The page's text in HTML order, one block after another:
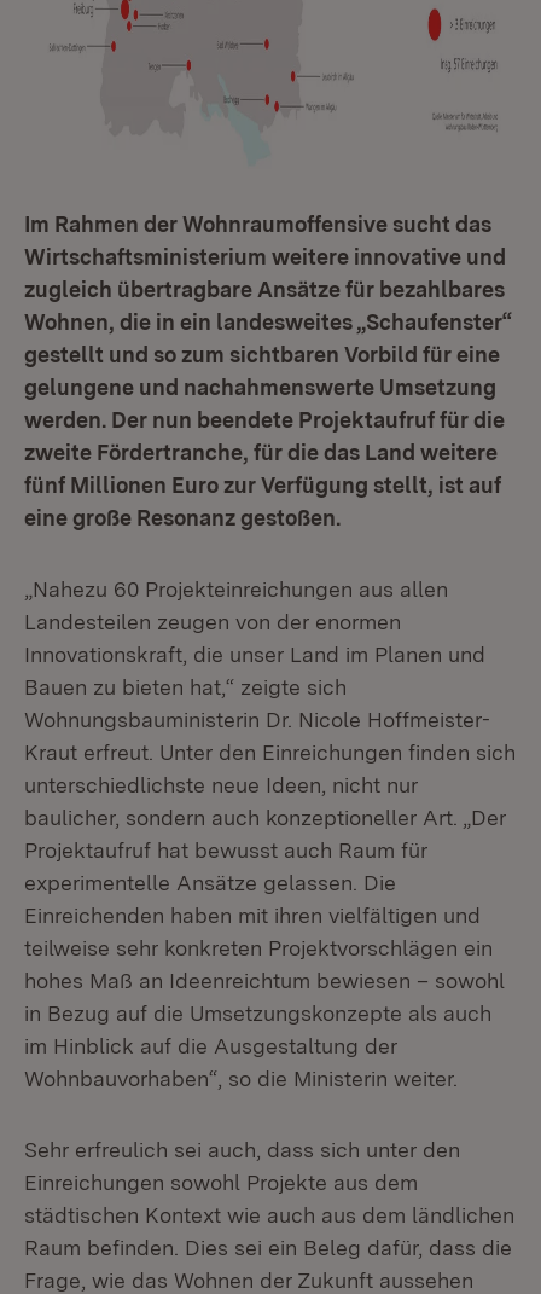
Im Rahmen der Wohnraumoffensive sucht das
Wirtschaftsministerium weitere innovative und
zugleich übertragbare Ansätze für bezahlbares
Wohnen, die in ein landesweites „Schaufenster“
gestellt und so zum sichtbaren Vorbild für eine
gelungene und nachahmenswerte Umsetzung
werden. Der nun beendete Projektaufruf für die
zweite Fördertranche, für die das Land weitere
fünf Millionen Euro zur Verfügung stellt, ist auf
eine große Resonanz gestoßen.
„Nahezu 60 Projekteinreichungen aus allen
Landesteilen zeugen von der enormen
Innovationskraft, die unser Land im Planen und
Bauen zu bieten hat,“ zeigte sich
Wohnungsbauministerin Dr. Nicole Hoffmeister-
Kraut erfreut. Unter den Einreichungen finden sich
unterschiedlichste neue Ideen, nicht nur
baulicher, sondern auch konzeptioneller Art. „Der
Projektaufruf hat bewusst auch Raum für
experimentelle Ansätze gelassen. Die
Einreichenden haben mit ihren vielfältigen und
teilweise sehr konkreten Projektvorschlägen ein
hohes Maß an Ideenreichtum bewiesen – sowohl
in Bezug auf die Umsetzungskonzepte als auch
im Hinblick auf die Ausgestaltung der
Wohnbauvorhaben“, so die Ministerin weiter.
Sehr erfreulich sei auch, dass sich unter den
Einreichungen sowohl Projekte aus dem
städtischen Kontext wie auch aus dem ländlichen
Raum befinden. Dies sei ein Beleg dafür, dass die
Frage, wie das Wohnen der Zukunft aussehen